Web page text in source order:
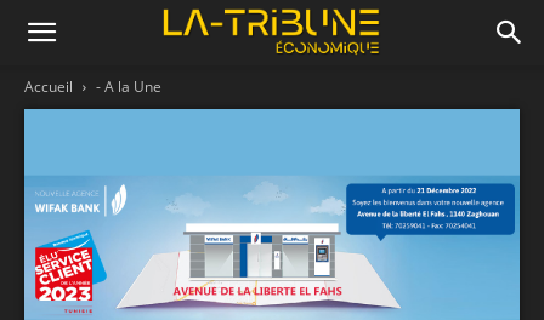
Accueil - A la Une